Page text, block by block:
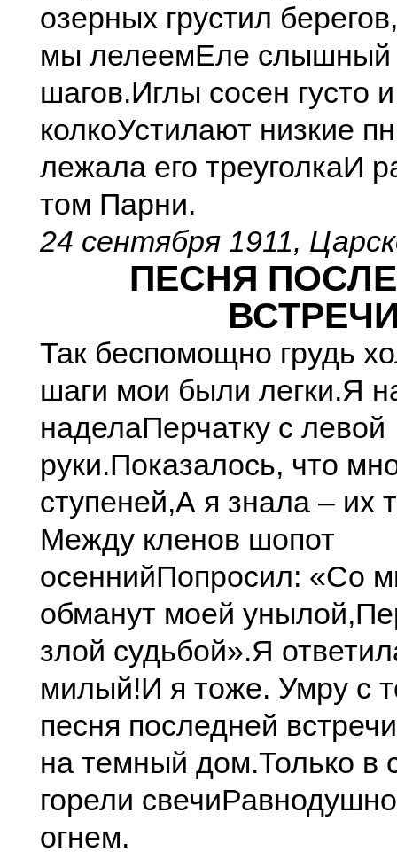
озерных грустил берегов,
мы лелеемЕле слышный
шагов.Иглы сосен густо и
колкоУстилают низкие
лежала его треуголкаИ
том Парни.
24 сентября 1911,
ПЕСНЯ
Так беспомощно грудь
шаги мои были легки.Я
наделаПерчатку с левой
руки.Показалось, что
ступеней,А я знала – их
Между кленов шопот
осеннийПопросил: «Со
обманут моей унылой,
злой судьбой».Я
милый!И я тоже. Умру с
песня последней
на темный дом.Только в
горели свечи
огнем.